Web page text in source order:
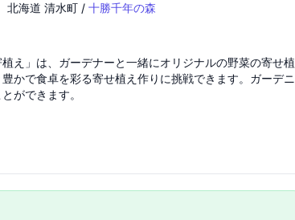
北海道 清水町 / 十勝千年の森
え」は、ガーデナーと一緒にオリジナルの野菜の寄せ植
かで食卓を彩る寄せ植え作りに挑戦できます。ガーデニ
ができます。